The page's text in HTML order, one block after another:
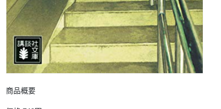
商品概要